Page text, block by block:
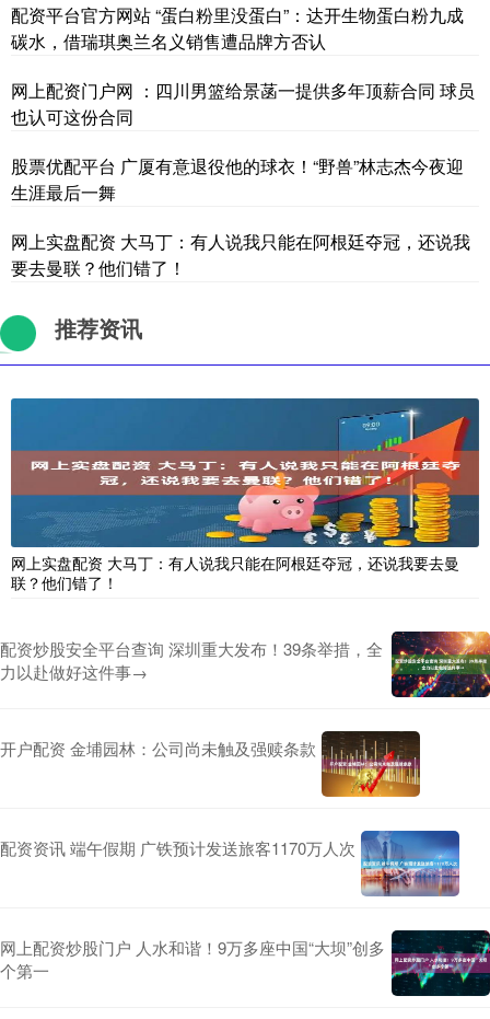
配资平台官方网站 “蛋白粉里没蛋白”：达开生物蛋白粉九成
碳水，借瑞琪奥兰名义销售遭品牌方否认
网上配资门户网 ：四川男篮给景菡一提供多年顶薪合同 球员
也认可这份合同
股票优配平台 广厦有意退役他的球衣！“野兽”林志杰今夜迎
生涯最后一舞
网上实盘配资 大马丁：有人说我只能在阿根廷夺冠，还说我
要去曼联？他们错了！
推荐资讯
网上实盘配资 大马丁：有人说我只能在阿根廷夺冠，还说我要去曼
联？他们错了！
配资炒股安全平台查询 深圳重大发布！39条举措，全
力以赴做好这件事→
开户配资 金埔园林：公司尚未触及强赎条款
配资资讯 端午假期 广铁预计发送旅客1170万人次
网上配资炒股门户 人水和谐！9万多座中国“大坝”创多
个第一